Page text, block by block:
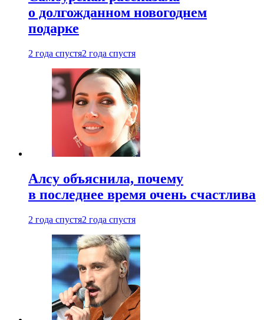
о долгожданном новогоднем
подарке
2 года спустя2 года спустя
Алсу объяснила, почему
в последнее время очень счастлива
2 года спустя2 года спустя